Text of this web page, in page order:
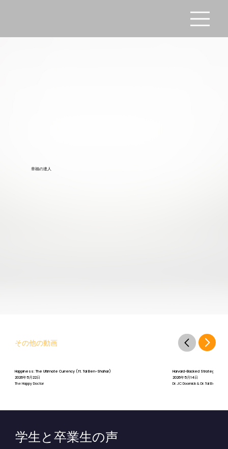
幸福の達人
その他の動画
Happiness: The Ultimate Currency (ft. Tal Ben-Shahar)
2026年5月22日
The Happy Doctor
Harvard-Backed Strategies for
2026年5月14日
Dr. JC Doornick & Dr. Tal Ben-
学生と卒業生の声